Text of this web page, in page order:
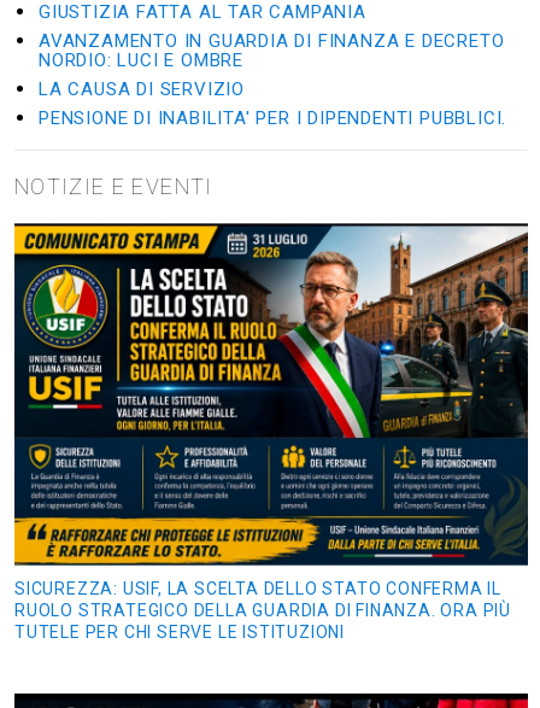
GIUSTIZIA FATTA AL TAR CAMPANIA
AVANZAMENTO IN GUARDIA DI FINANZA E DECRETO
NORDIO: LUCI E OMBRE
LA CAUSA DI SERVIZIO
PENSIONE DI INABILITA' PER I DIPENDENTI PUBBLICI.
NOTIZIE E EVENTI
SICUREZZA: USIF, LA SCELTA DELLO STATO CONFERMA IL
RUOLO STRATEGICO DELLA GUARDIA DI FINANZA. ORA PIÙ
TUTELE PER CHI SERVE LE ISTITUZIONI